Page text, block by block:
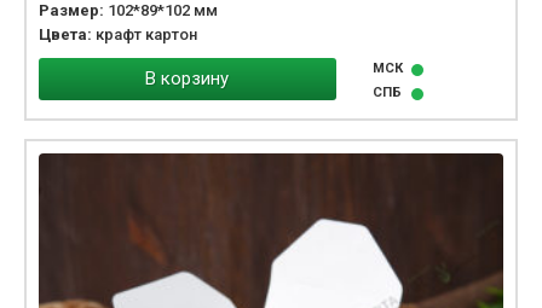
Размер: 102*89*102 мм
Цвета: крафт картон
В корзину
МСК
СПБ